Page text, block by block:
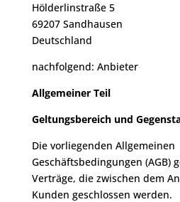
Hölderlinstraße 5
69207 Sandhausen
Deutschland
nachfolgend: Anbieter
Allgemeiner Teil
Geltungsbereich und
Die vorliegenden Allgemeinen
Geschäftsbedingungen (AGB)
Verträge, die zwischen dem
Kunden geschlossen werden.